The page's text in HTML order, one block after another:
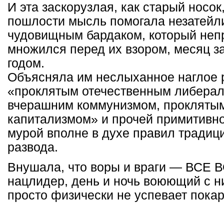
И эта заскорузлая, как старый
пошлости мысль помогала
чудовищным бардаком, который
множился перед их взором, месяц
годом.
Объясняла им неслыханное наглое
«проклятым отечественным
вчерашним коммунизмом,
капитализмом» и прочей
мурой вполне в духе правил
развода.
Внушала, что воры и враги — ВСЕ
нацлидер, день и ночь воюющий с
просто физически не успевает